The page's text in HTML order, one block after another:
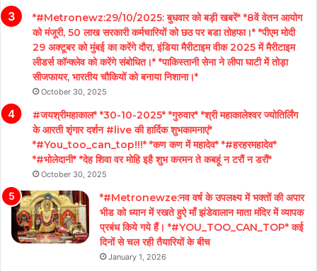
*#Metronewz:29/10/2025: बुधवार को बड़ी खबरें* *8वें वेतन आयोग
को मंजूरी, 50 लाख सरकारी कर्मचारियों को छठ पर बडा तोहफा।* *पीएम मोदी
29 अक्टूबर को मुंबई का करेंगे दौरा, इंडिया मैरीटाइम वीक 2025 में मैरीटाइम
लीडर्स कॉन्क्लेव को करेंगे संबोधित।* *पाकिस्तानी सेना ने लीपा घाटी में तोड़ा
सीजफायर, भारतीय चौकियों को बनाया निशाना।*
October 30, 2025
#जयश्रीमहाकाल* *30-10-2025* *गुरुवार* *श्री महाकालेश्वर ज्योतिर्लिंग
के आरती शृंगार दर्शन #live की हार्दिक शुभकामनाएं*
*#You_too_can_top!!!* *कण कण में महादेव* *#हरहरमहादेव*
*#भोलेदानी* *देह शिवा वर मोहि इहै शुभ करमन ते कबहूं न टरौं न डरौं*
October 30, 2025
*#Metronewze:नव वर्ष के उपलक्ष्य में भक्तों की अपार
भीड को ध्यान में रखते हुऐ माँ झंडेवालान माता मंदिर में व्यापक
प्रबंध किये गये हैं। *#YOU_TOO_CAN_TOP* कई
दिनों से चल रही तैयारियों के बीच
January 1, 2026